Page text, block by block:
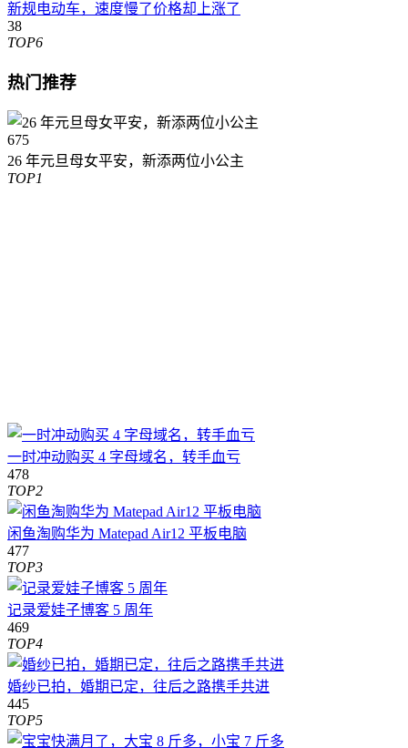
新规电动车，速度慢了价格却上涨了
38
TOP6
热门推荐
675
26 年元旦母女平安，新添两位小公主
TOP1
一时冲动购买 4 字母域名，转手血亏
478
TOP2
闲鱼淘购华为 Matepad Air12 平板电脑
477
TOP3
记录爱娃子博客 5 周年
469
TOP4
婚纱已拍，婚期已定，往后之路携手共进
445
TOP5